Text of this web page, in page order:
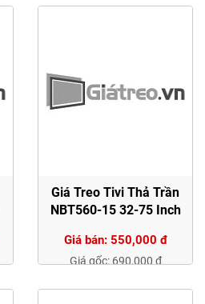
Giá Treo Tivi Thả Trần
NBT560-15 32-75 Inch
Giá bán: 550,000 đ
Giá gốc: 690,000 đ